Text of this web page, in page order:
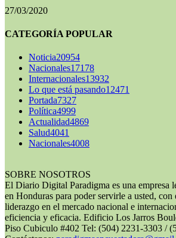
27/03/2020
CATEGORÍA POPULAR
Noticia20954
Nacionales17178
Internacionales13932
Lo que está pasando12471
Portada7327
Política4999
Actualidad4869
Salud4041
Nacionales4008
SOBRE NOSOTROS
El Diario Digital Paradigma es una empresa
en Honduras para poder servirle a usted,
liderazgo en el mercado nacional e
eficiencia y eficacia. Edificio Los Jarros
Piso Cubiculo #402 Tel: (504) 2231-3303 /